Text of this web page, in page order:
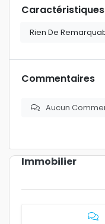
Caractéristiques
Rien De
Commentaires
Aucun
Immobilier